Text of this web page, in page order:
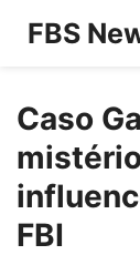
Pular
conteúdo
FBS
Caso
FBI